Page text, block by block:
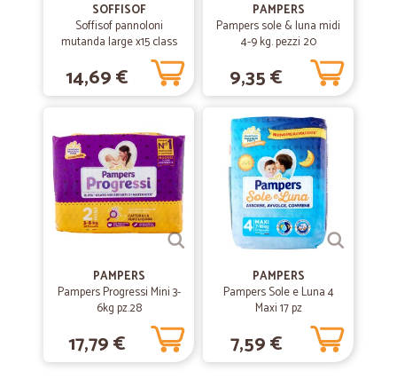
SOFFISOF
Soffisof pannoloni
mutanda large x15 class
14,69 €
PAMPERS
Pampers sole & luna midi
4-9 kg. pezzi 20
9,35 €
PAMPERS
Pampers Progressi Mini 3-
6kg pz.28
17,79 €
PAMPERS
Pampers Sole e Luna 4
Maxi 17 pz
7,59 €